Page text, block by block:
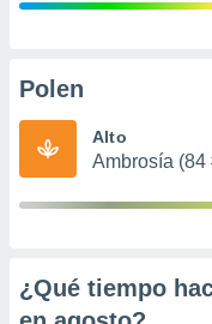
publicidad
de
Polen
Alto
Ambrosía (84
¿Qué tiempo